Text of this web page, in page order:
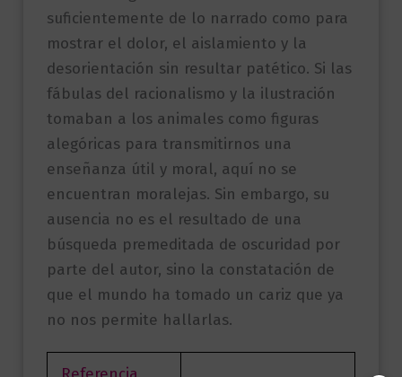
suficientemente de lo narrado como para
mostrar el dolor, el aislamiento y la
desorientación sin resultar patético. Si las
fábulas del racionalismo y la ilustración
tomaban a los animales como figuras
alegóricas para transmitirnos una
enseñanza útil y moral, aquí no se
encuentran moralejas. Sin embargo, su
ausencia no es el resultado de una
búsqueda premeditada de oscuridad por
parte del autor, sino la constatación de
que el mundo ha tomado un cariz que ya
no nos permite hallarlas.